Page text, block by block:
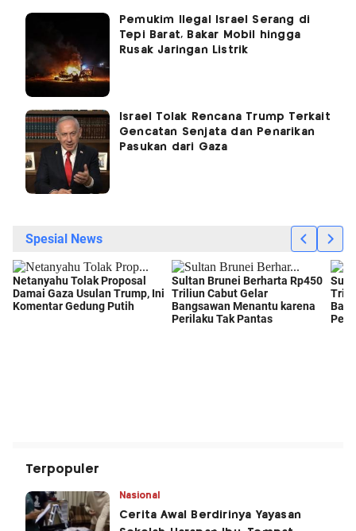
Pemukim Ilegal Israel Serang di
Tepi Barat, Bakar Mobil hingga
Rusak Jaringan Listrik
Israel Tolak Rencana Trump Terkait
Gencatan Senjata dan Penarikan
Pasukan dari Gaza
Terpopuler
Nasional
Cerita Awal Berdirinya Yayasan